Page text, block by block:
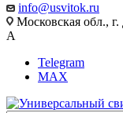
info@usvitok.ru
Московская обл.,
А
Telegram
MAX